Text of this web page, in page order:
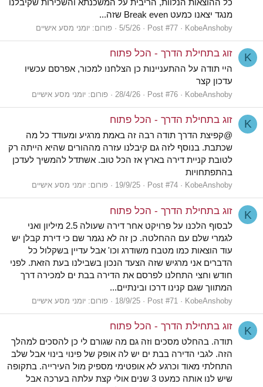
כל ההוצאות הנלוות, הריבית על המשכנתא והשכירות שקיבלנו
מנגד יצאנו כמעט Break even שזה...
KobeAnshoby
Post #77
5/5/26 פורום: יומני מסע אישיים
K זוג בתחילת הדרך - הכל פתוח
היי תודה על ההתעניינות כן הצלחנו למכור, אפרסם עכשיו
עדכון קצר
KobeAnshoby
Post #76
28/4/26 פורום: יומני מסע אישיים
K זוג בתחילת הדרך - הכל פתוח
@קפיצת הדרך תודה רבה זה באמת מרגיע ומעודד כל מה
שכתבת. בנוסף לזה גם קיבלנו עזרה מההורים שהיא הייתה רק
לטובת קניית דירה בארץ אז הכל טוב. אשתדל להמשיך לעדכן
בהתפתחויות
KobeAnshoby
Post #74
19/9/25 פורום: יומני מסע אישיים
K זוג בתחילת הדרך - הכל פתוח
לבסוף הלכנו על פרויקט אחר דירה שעולה 2.5 מיליון ואני
לגמרי שלם עם ההחלטה. כן זה לא נגמר שם כי דירת קבלן יש
עוד הוצאות כמו מטבח משודרג וכו' אבל עדיין בשקלול כל
הדברים אני מרגיש שזה הצעד הנכון בשבילנו בעת הזאת. לפני
חודש וחצי התחלנו לפרסם את הדירה בבת ים למכירה דרך
המתווך שגם קנינו דרכו ובינתיים...
KobeAnshoby
Post #71
18/9/25 פורום: יומני מסע אישיים
K זוג בתחילת הדרך - הכל פתוח
תודה. בהחלט מסכים וזה גם מה שגורם לי כן להסכים למהלך
הזה. לגבי הדירה בבת ים יש לה אופק של פינוי בינוי אבל שלב
התחלתי מאוד וכרגע לא אופטימי מספיק מול העירייה. בתקופה
שיש לנו אותה כמעט 3 שנים אולי קצת עלתה בערכה אבל